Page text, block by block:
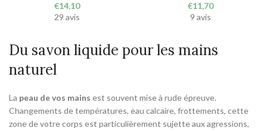
€14,10
29 avis
€11,70
9 avis
Du savon liquide pour les mains
naturel
La peau de vos mains est souvent mise à rude épreuve.
Changements de températures, eau calcaire, frottements, cette
zone de votre corps est particulièrement sujette aux agressions,